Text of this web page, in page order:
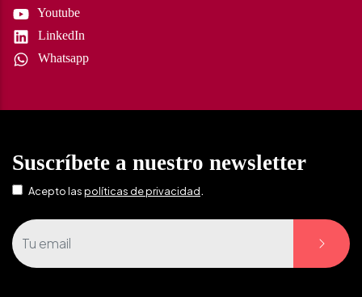
Youtube
LinkedIn
Whatsapp
Suscríbete a nuestro newsletter
Acepto laspolíticas de privacidad.